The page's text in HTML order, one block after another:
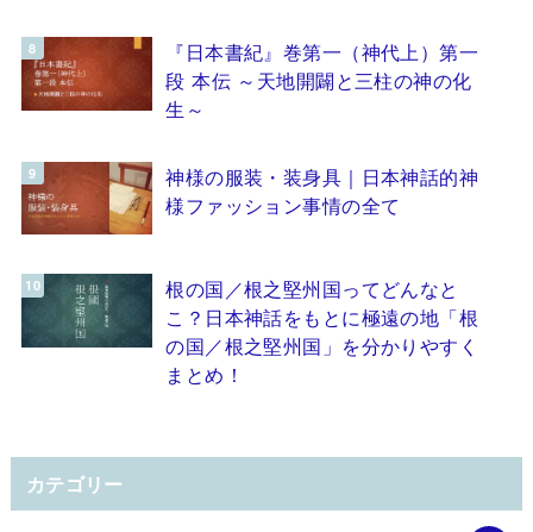
『日本書紀』巻第一（神代上）第一
段 本伝 ～天地開闢と三柱の神の化
生～
神様の服装・装身具｜日本神話的神
様ファッション事情の全て
根の国／根之堅州国ってどんなと
こ？日本神話をもとに極遠の地「根
の国／根之堅州国」を分かりやすく
まとめ！
カテゴリー